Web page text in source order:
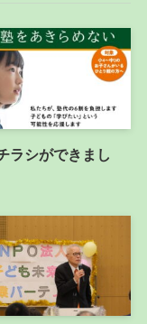
ラシができまし